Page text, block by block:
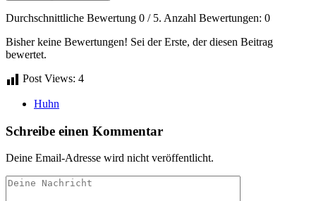
Durchschnittliche Bewertung 0 / 5. Anzahl Bewertungen: 0
Bisher keine Bewertungen! Sei der Erste, der diesen Beitrag
bewertet.
Post Views: 4
Huhn
Schreibe einen Kommentar
Deine Email-Adresse wird nicht veröffentlicht.